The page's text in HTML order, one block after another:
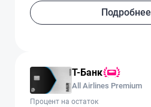
Подробнее
Т-Банк
All Airlines Premium
Процент на остаток